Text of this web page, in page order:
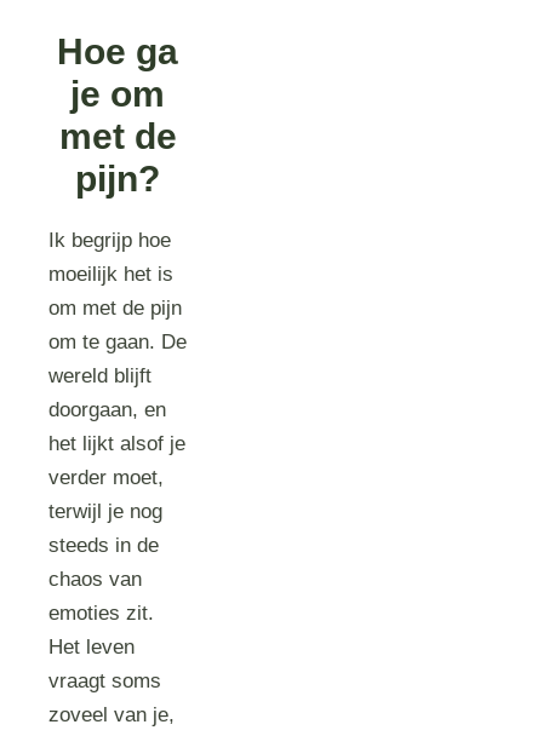
Hoe ga
je om
met de
pijn?
Ik begrijp hoe
moeilijk het is
om met de pijn
om te gaan. De
wereld blijft
doorgaan, en
het lijkt alsof je
verder moet,
terwijl je nog
steeds in de
chaos van
emoties zit.
Het leven
vraagt soms
zoveel van je,